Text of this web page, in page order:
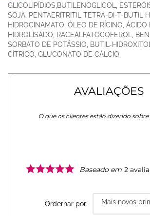
GLICOLIPÍDIOS,BUTILENOGLICOL,
SOJA, PENTAERITRITIL TETRA-DI-T-BUTIL
HIDROCINAMATO, ÓLEO DE RÍCINO, ÁCIDO
HIDROLISADO, RACEALFATOCOFEROL,
SORBATO DE POTÁSSIO, BUTIL-
CÍTRICO, GLUCONATO DE CÁLCIO.
AVALIAÇÕES
O que os clientes estão dizendo
Baseado em 2
Ordernar por: Mais novos